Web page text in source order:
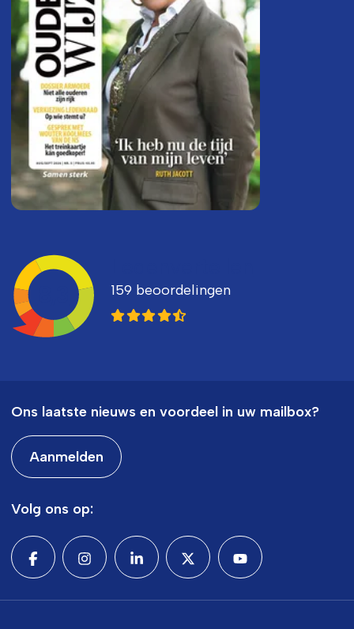
159 beoordelingen
Ons laatste nieuws en voordeel in uw mailbox?
Aanmelden
Volg ons op: